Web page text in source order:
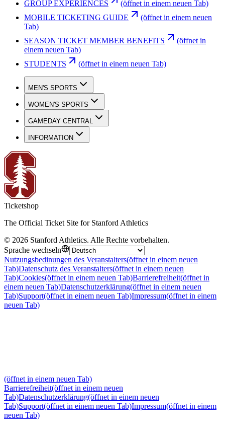
GROUP EXPERIENCES
(öffnet in einem neuen Tab)
MOBILE TICKETING GUIDE
(öffnet in einem neuen
Tab)
SEASON TICKET MEMBER BENEFITS
(öffnet in
einem neuen Tab)
STUDENTS
(öffnet in einem neuen Tab)
MEN'S SPORTS
WOMEN'S SPORTS
GAMEDAY CENTRAL
INFORMATION
Ticketshop
The Official Ticket Site for Stanford Athletics
© 2026 Stanford Athletics. Alle Rechte vorbehalten.
Sprache wechseln
Nutzungsbedinungen des Veranstalters(öffnet in einem neuen
Tab)Datenschutz des Veranstalters(öffnet in einem neuen
Tab)Cookies(öffnet in einem neuen Tab)Barrierefreiheit(öffnet in
einem neuen Tab)Datenschutzerklärung(öffnet in einem neuen
Tab)Support(öffnet in einem neuen Tab)Impressum(öffnet in einem
neuen Tab)
(öffnet in einem neuen Tab)
Barrierefreiheit(öffnet in einem neuen
Tab)Datenschutzerklärung(öffnet in einem neuen
Tab)Support(öffnet in einem neuen Tab)Impressum(öffnet in einem
neuen Tab)